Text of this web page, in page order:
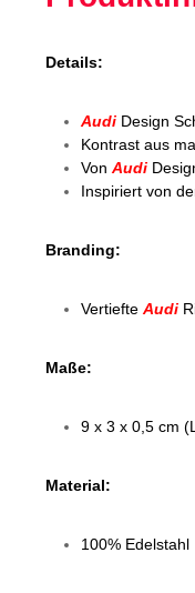
Details:
Audi Design
Kontrast aus
Von Audi
Inspiriert von
Branding:
Vertiefte Audi
Maße:
9 x 3 x 0,5 cm
Material:
100% Edelstahl